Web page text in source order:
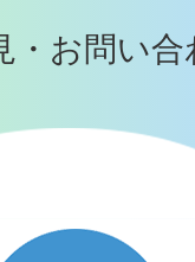
・お問い合